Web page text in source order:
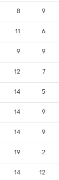
9
8
6
11
9
9
7
12
5
14
9
14
9
14
2
19
12
14